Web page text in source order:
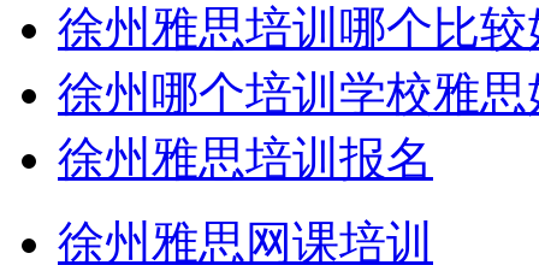
徐州雅思培训哪个比较
徐州哪个培训学校雅思
徐州雅思培训报名
徐州雅思网课培训